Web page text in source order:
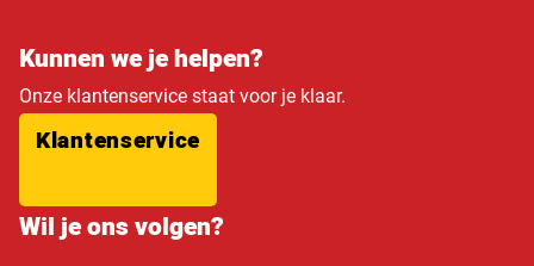
Kunnen we je helpen?
Onze klantenservice staat voor je klaar.
Klantenservice
Wil je ons volgen?